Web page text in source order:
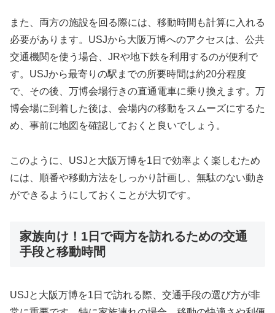
また、両方の施設を回る際には、移動時間も計算に入れる
必要があります。USJから大阪万博へのアクセスは、公共
交通機関を使う場合、JRや地下鉄を利用するのが便利で
す。USJから最寄りの駅までの所要時間は約20分程度
で、その後、万博会場行きの直通電車に乗り換えます。万
博会場に到着した後は、会場内の移動をスムーズにするた
め、事前に地図を確認しておくと良いでしょう。
このように、USJと大阪万博を1日で効率よく楽しむため
には、順番や移動方法をしっかり計画し、無駄のない動き
ができるようにしておくことが大切です。
家族向け！1日で両方を訪れるための交通
手段と移動時間
USJと大阪万博を1日で訪れる際、交通手段の選び方が非